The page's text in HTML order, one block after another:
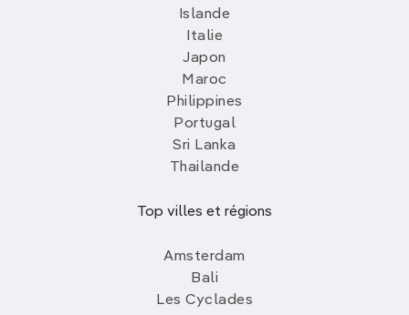
Islande
Italie
Japon
Maroc
Philippines
Portugal
Sri Lanka
Thailande
Top villes et régions
Amsterdam
Bali
Les Cyclades